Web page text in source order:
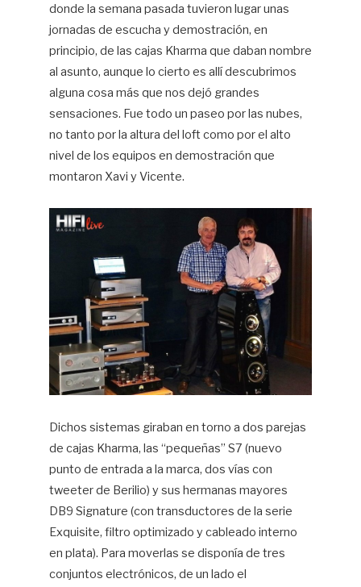
donde la semana pasada tuvieron lugar unas
jornadas de escucha y demostración, en
principio, de las cajas Kharma que daban nombre
al asunto, aunque lo cierto es allí descubrimos
alguna cosa más que nos dejó grandes
sensaciones. Fue todo un paseo por las nubes,
no tanto por la altura del loft como por el alto
nivel de los equipos en demostración que
montaron Xavi y Vicente.
Dichos sistemas giraban en torno a dos parejas
de cajas Kharma, las “pequeñas” S7 (nuevo
punto de entrada a la marca, dos vías con
tweeter de Berilio) y sus hermanas mayores
DB9 Signature (con transductores de la serie
Exquisite, filtro optimizado y cableado interno
en plata). Para moverlas se disponía de tres
conjuntos electrónicos, de un lado el